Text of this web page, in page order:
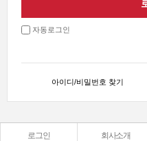
자동로그인
아이디/비밀번호 찾기
로그인 회사소개